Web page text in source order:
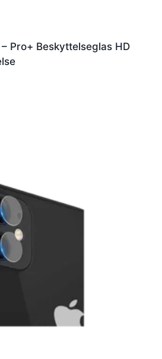
Pro+ Beskyttelseglas HD